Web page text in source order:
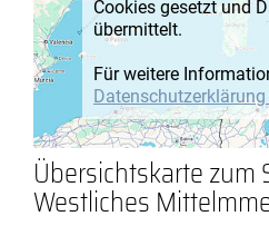
Cookies gesetzt und
übermittelt.
Für weitere
Übersichtskarte zum
Westliches